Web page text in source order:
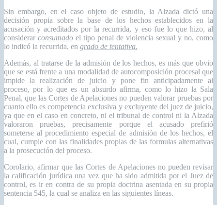
Sin embargo, en el caso objeto de estudio, la Alzada dictó una
decisión propia sobre la base de los hechos establecidos en la
acusación y acreditados por la recurrida, y eso fue lo que hizo, al
considerar consumado el tipo penal de violencia sexual y no, como
lo indicó la recurrida, en grado de tentativa.
Además, al tratarse de la admisión de los hechos, es más que obvio
que se está frente a una modalidad de autocomposición procesal que
impide la realización de juicio y pone fin anticipadamente al
proceso, por lo que es un absurdo afirma, como lo hizo la Sala
Penal, que las Cortes de Apelaciones no pueden valorar pruebas por
cuanto ello es competencia exclusiva y excluyente del juez de juicio,
ya que en el caso en concreto, ni el tribunal de control ni la Alzada
valoraron pruebas, precisamente porque el acusado prefirió
someterse al procedimiento especial de admisión de los hechos, el
cual, cumple con las finalidades propias de las formulas alternativas
a la prosecución del proceso.
Corolario, afirmar que las Cortes de Apelaciones no pueden revisar
la calificación jurídica una vez que ha sido admitida por el Juez de
control, es ir en contra de su propia doctrina asentada en su propia
sentencia 545, la cual se analiza en las siguientes líneas.